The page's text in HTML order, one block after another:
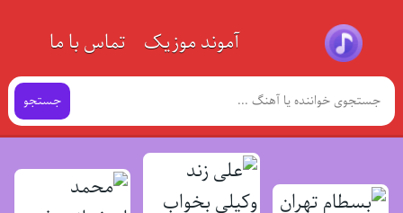
آموند موزیک تماس با ما
جستجو